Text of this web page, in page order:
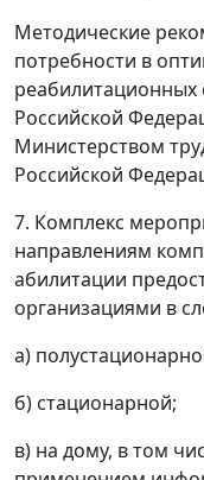
Методические
потребности в
реабилитационных
Российской
Министерством
Российской
7. Комплекс
направлениям
абилитации
организациями в
а)
б) стационарной;
в) на дому, в том